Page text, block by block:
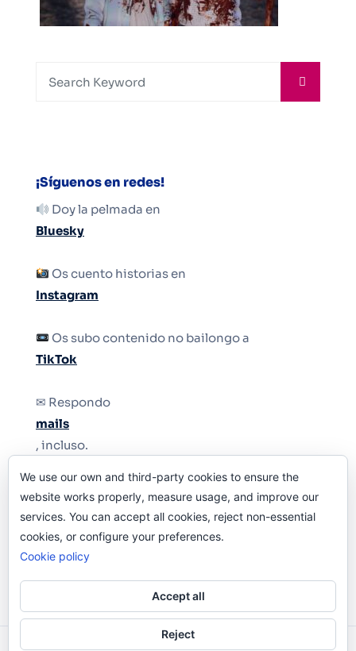
¡Síguenos en redes!
Doy la pelmada en
Bluesky
Os cuento historias en
Instagram
Os subo contenido no bailongo a
TikTok
✉ Respondo
mails
, incluso.
Y si una persona no puede tener teléfono, que
le quiten el teléfono.
We use our own and third-party cookies to ensure the
website works properly, measure usage, and improve our
services. You can accept all cookies, reject non-essential
cookies, or configure your preferences.
Cookie policy
Accept all
Reject